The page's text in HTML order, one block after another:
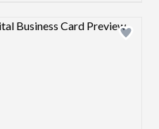
Design preview image